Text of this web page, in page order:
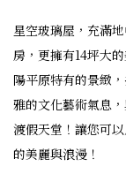
星空玻璃屋，充滿
房，更擁有14坪大
陽平原特有的景緻
雅的文化藝術氣息
渡假天堂！讓您可
的美麗與浪漫！